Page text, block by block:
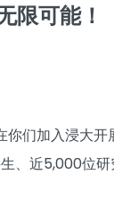
限可能！
们加入浸大
、近5,000位